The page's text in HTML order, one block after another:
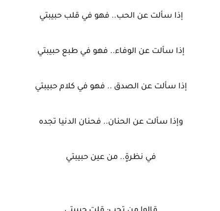
إذا سألت عن الحب.. فهو في قلب حبيبتي
إذا سألت عن الوفاء.. فهو في طبع حبيبتي
إذا سألت عن الصدق .. فهو في كلام حبيبتي
وإذا سألت عن الحنان.. فحنان الدنيا تجده
في نظرةٍ.. من عين حبيبتي